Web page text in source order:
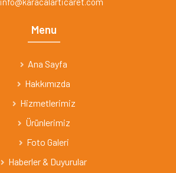
Menu
Ana Sayfa
Hakkımızda
Hizmetlerimiz
Ürünlerimiz
Foto Galeri
Haberler & Duyurular